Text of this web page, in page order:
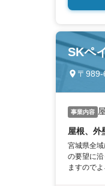
SKペ
〒
事業内容
屋根、外
宮城県全
の要望に
ますので